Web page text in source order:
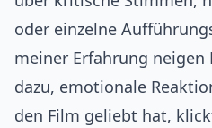
oder einzelne
meiner Erfahrung
dazu, emotionale
den Film geliebt hat,